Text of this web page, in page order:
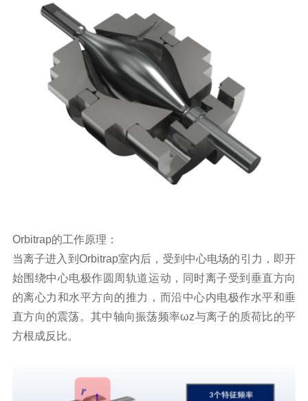
Orbitrap的工作原理：
当离子进入到 Orbitrap室内后，受到中心电场的引力，即开
始围绕中心电极作圆周轨道运动，同时离子受到垂直方向
的离心力和水平方向的推力，而沿中心内电极作水平和垂
直方向的震荡。其中轴向振荡频率ωz与离子的质荷比的平
方根成反比。